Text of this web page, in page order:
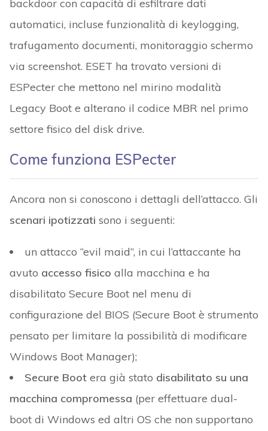
backdoor con capacità di esfiltrare dati
automatici, incluse funzionalità di keylogging,
trafugamento documenti, monitoraggio schermo
via screenshot. ESET ha trovato versioni di
ESPecter che mettono nel mirino modalità
Legacy Boot e alterano il codice MBR nel primo
settore fisico del disk drive.
Come funziona ESPecter
Ancora non si conoscono i dettagli dell’attacco. Gli
scenari ipotizzati sono i seguenti:
un attacco “evil maid”, in cui l’attaccante ha
avuto accesso fisico alla macchina e ha
disabilitato Secure Boot nel menu di
configurazione del BIOS (Secure Boot è strumento
pensato per limitare la possibilità di modificare
Windows Boot Manager);
Secure Bootera già stato disabilitato su una
macchina compromessa (per effettuare dual-
boot di Windows ed altri OS che non supportano